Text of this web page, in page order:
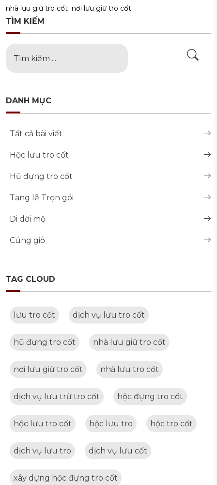
nhà lưu giữ tro cốt nơi lưu giữ tro cốt
TÌM KIẾM
DANH MỤC
Tất cả bài viết
Hộc lưu tro cốt
Hũ đựng tro cốt
Tang lễ Trọn gói
Di dời mộ
Cúng giỗ
TAG CLOUD
lưu tro cốt dịch vụ lưu tro cốt
hũ đựng tro cốt nhà lưu giữ tro cốt
nơi lưu giữ tro cốt nhà lưu tro cốt
dịch vụ lưu trữ tro cốt hộc đựng tro cốt
hộc lưu tro cốt hộc lưu tro hộc tro cốt
dịch vụ lưu tro dịch vụ lưu cốt
xây dựng hộc đựng tro cốt